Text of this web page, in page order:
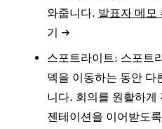
와줍니다. 발표자 메모
기 →
스포트라이트: 스포트
덱을 이동하는 동안 다
니다. 회의를 원활하게
젠테이션을 이어받도